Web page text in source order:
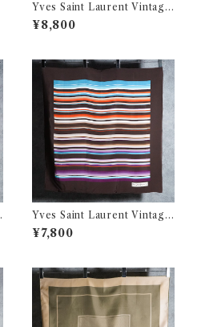
Yves Saint Laurent Vintage
Silk Scarf イヴ・サンローラ
ン シルク スカーフ
¥8,800
Yves Saint Laurent Vintage
Silk Scarf イヴ・サンローラ
ン シルク スカーフ
¥7,800